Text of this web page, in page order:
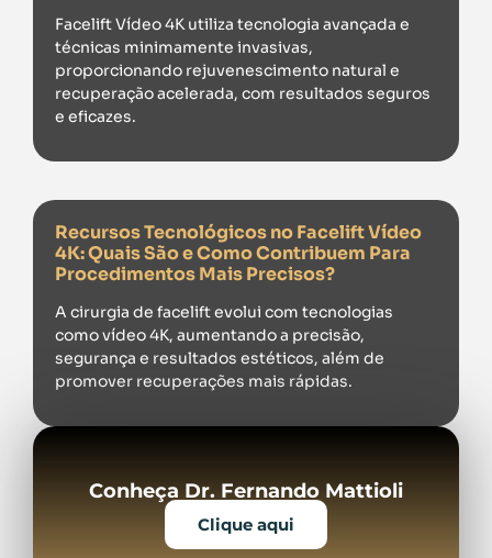
Facelift Vídeo 4K utiliza tecnologia avançada e
técnicas minimamente invasivas,
proporcionando rejuvenescimento natural e
recuperação acelerada, com resultados seguros
e eficazes.
Recursos Tecnológicos no Facelift Vídeo
4K: Quais São e Como Contribuem Para
Procedimentos Mais Precisos?
A cirurgia de facelift evolui com tecnologias
como vídeo 4K, aumentando a precisão,
segurança e resultados estéticos, além de
promover recuperações mais rápidas.
Conheça Dr. Fernando Mattioli
Clique aqui